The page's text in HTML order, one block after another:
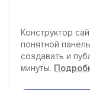
Конструктор
понятной
создавать и
минуты.